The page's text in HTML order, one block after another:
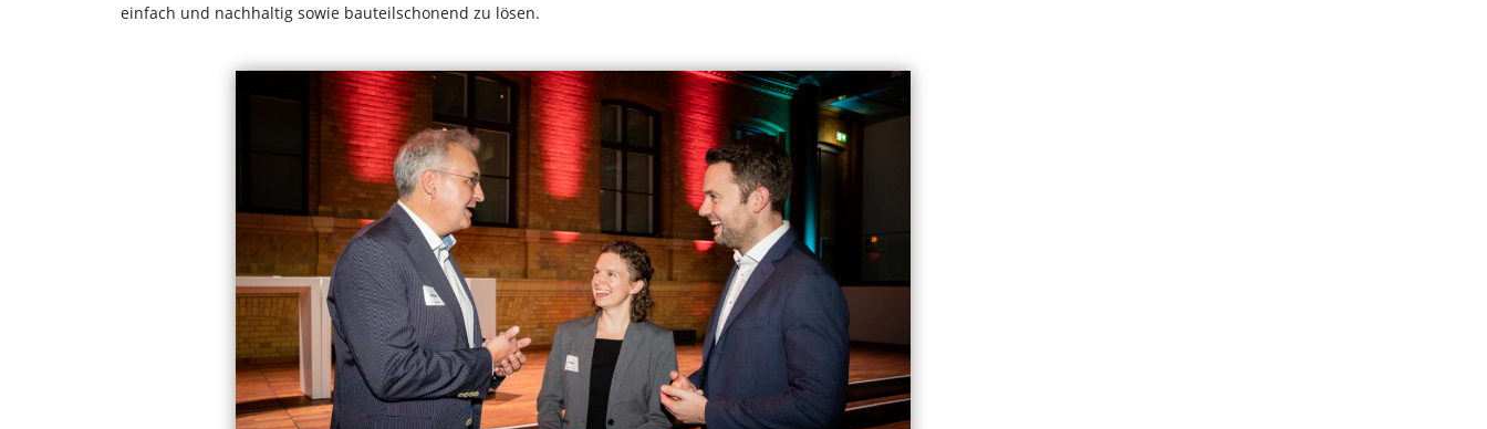
einfach und nachhaltig sowie bauteilschonend zu lösen.